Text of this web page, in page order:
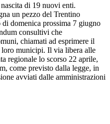
di 19 nuovi enti.
un pezzo del Trentino
domenica prossima 7 giugno
consultivi che
chiamati ad esprimere il
municipi. Il via libera alle
regionale lo scorso 22 aprile,
come previsto dalla legge, in
avviati dalle amministrazioni